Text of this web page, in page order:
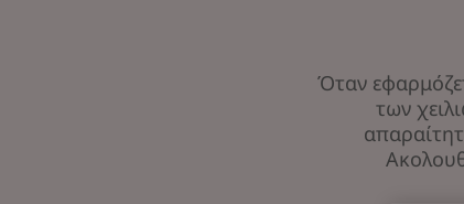
Όταν
των